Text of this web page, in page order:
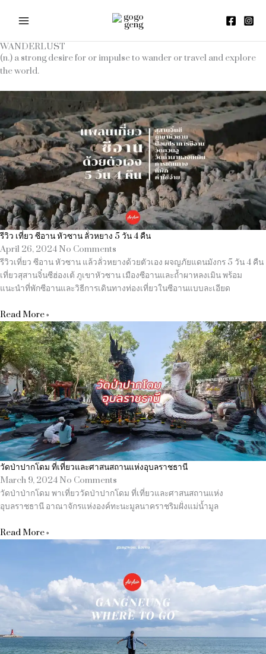
WANDERLUST
(n.) a strong desire for or impulse to wander or travel and explore
the world.
รีวิว เที่ยว ซีอาน หัวซาน ลั่วหยาง 5 วัน 4 คืน
April 26, 2024 No Comments
รีวิวเที่ยว ซีอาน หัวซาน แล้วลั่วหยางด้วยตัวเอง ผจญภัยแดนมังกร 5 วัน 4 คืน
เที่ยวสุสานจิ๋นซีฮ่องเต้ ภูเขาหัวซาน เมืองซีอานและถ้ำผาหลงเมิน พร้อม
แนะนำที่พักซีอานและวิธีการเดินทางท่องเที่ยวในซีอานแบบละเอียด
Read More »
วัดป่าปากโดม ที่เที่ยวและศาสนสถานแห่งอุบลราชธานี
March 9, 2024 No Comments
วัดป่าป่ากโดม พาเที่ยววัดป่าปากโดม ที่เที่ยวและศาสนสถานแห่ง
อุบลราชธานี อาณาจักรแห่งองค์ทะนะมูลนาคราชริมฝั่งแม่น้ำมูล
Read More »